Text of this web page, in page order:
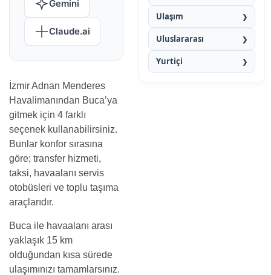
Gemini
Claude.ai
İzmir Adnan Menderes
Havalimanından Buca’ya
gitmek için 4 farklı
seçenek kullanabilirsiniz.
Bunlar konfor sırasına
göre; transfer hizmeti,
taksi, havaalanı servis
otobüsleri ve toplu taşıma
araçlarıdır.
Buca ile havaalanı arası
yaklaşık 15 km
olduğundan kısa sürede
ulaşımınızı tamamlarsınız.
Ulaşım ❯
Uluslararası ❯
Yurtiçi ❯